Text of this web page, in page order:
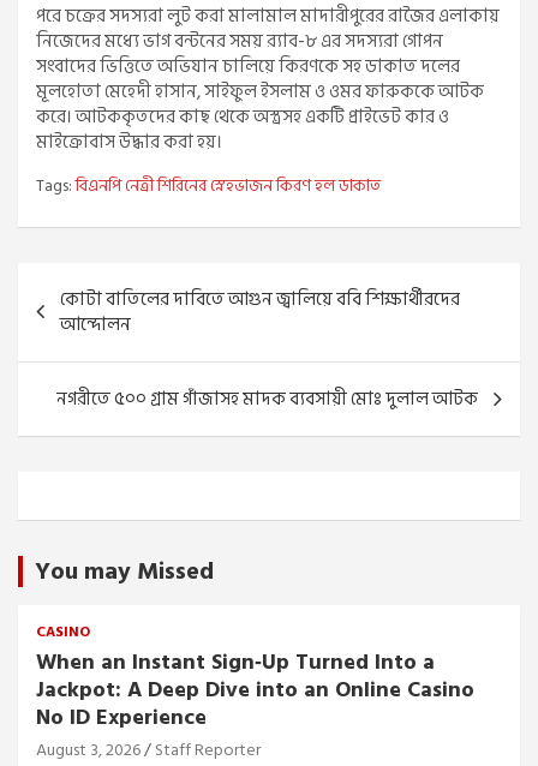
পরে চক্রের সদস্যরা লুট করা মালামাল মাদারীপুরের রাজৈর এলাকায়
নিজেদের মধ্যে ভাগ বন্টনের সময় র‌্যাব-৮ এর সদস্যরা গোপন
সংবাদের ভিত্তিতে অভিযান চালিয়ে কিরণকে সহ ডাকাত দলের
মূলহোতা মেহেদী হাসান, সাইফুল ইসলাম ও ওমর ফারুককে আটক
করে। আটককৃতদের কাছ থেকে অস্ত্রসহ একটি প্রাইভেট কার ও
মাইক্রোবাস উদ্ধার করা হয়।
Tags:বিএনপি নেত্রী শিরিনের স্নেহভাজন কিরণ হল ডাকাত
Post
navigation
কোটা বাতিলের দাবিতে আগুন জ্বালিয়ে ববি শিক্ষার্থীরদের
আন্দোলন
নগরীতে ৫০০ গ্রাম গাঁজাসহ মাদক ব্যবসায়ী মোঃ দুলাল আটক
You may Missed
CASINO
When an Instant Sign‑Up Turned Into a
Jackpot: A Deep Dive into an Online Casino
No ID Experience
August 3, 2026 Staff Reporter